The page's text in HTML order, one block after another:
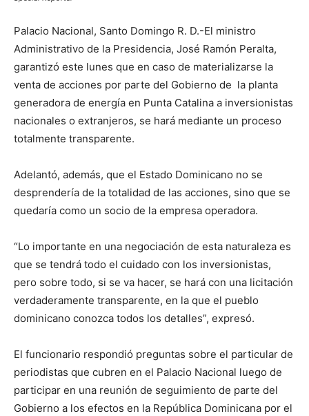
Palacio Nacional, Santo Domingo R. D.-El ministro
Administrativo de la Presidencia, José Ramón Peralta,
garantizó este lunes que en caso de materializarse la
venta de acciones por parte del Gobierno de la planta
generadora de energía en Punta Catalina a inversionistas
nacionales o extranjeros, se hará mediante un proceso
totalmente transparente.
Adelantó, además, que el Estado Dominicano no se
desprendería de la totalidad de las acciones, sino que se
quedaría como un socio de la empresa operadora.
“Lo importante en una negociación de esta naturaleza es
que se tendrá todo el cuidado con los inversionistas,
pero sobre todo, si se va hacer, se hará con una licitación
verdaderamente transparente, en la que el pueblo
dominicano conozca todos los detalles”, expresó.
El funcionario respondió preguntas sobre el particular de
periodistas que cubren en el Palacio Nacional luego de
participar en una reunión de seguimiento de parte del
Gobierno a los efectos en la República Dominicana por el